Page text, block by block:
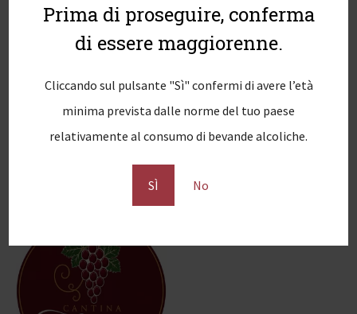
Prima di proseguire, conferma
di essere maggiorenne.
Cliccando sul pulsante "Sì" confermi di avere l’età
minima prevista dalle norme del tuo paese
relativamente al consumo di bevande alcoliche.
SÌ No
Guarda anche...